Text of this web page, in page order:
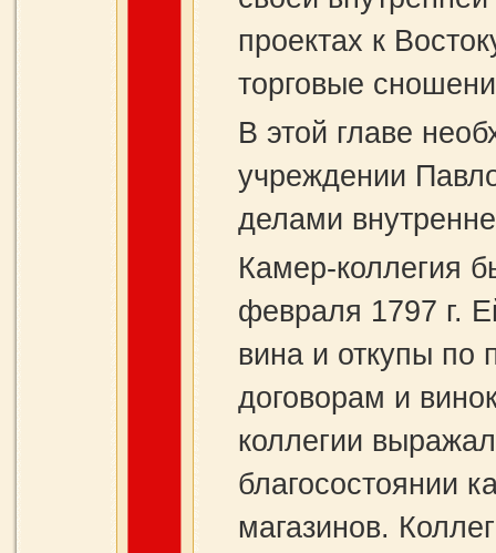
проектах к
торговые
В этой главе
учреждении
делами
Камер-коллегия
февраля 1797 г.
вина и откупы по
договорам и
коллегии
благосостоянии
магазинов.